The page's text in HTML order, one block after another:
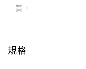
賞。
規格